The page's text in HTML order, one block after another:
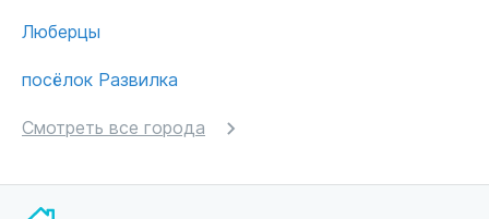
Люберцы
посёлок Развилка
Смотреть все города